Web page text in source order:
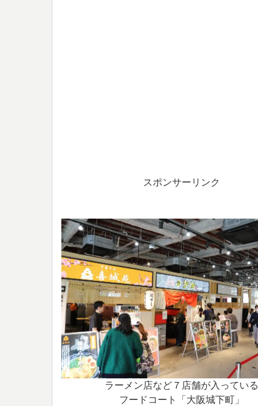
スポンサーリンク
ラーメン店など７店舗が入っている
フードコート「大阪城下町」